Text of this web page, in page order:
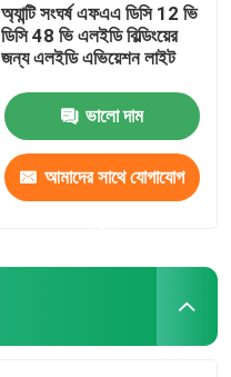
অ্যান্টি সংঘর্ষ এফএএ ডিসি 12 ভি
ডিসি 48 ভি এলইডি বিল্ডিংয়ের
জন্য এলইডি এভিয়েশন লাইট
ভালো দাম
আমাদের সাথে যোগাযোগ